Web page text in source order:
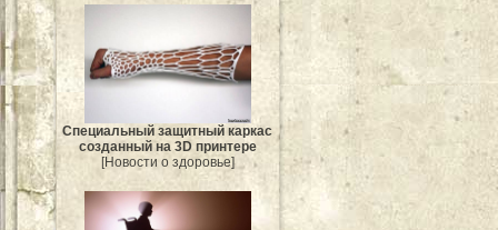
Специальный защитный каркас
созданный на 3D принтере
[Новости о здоровье]